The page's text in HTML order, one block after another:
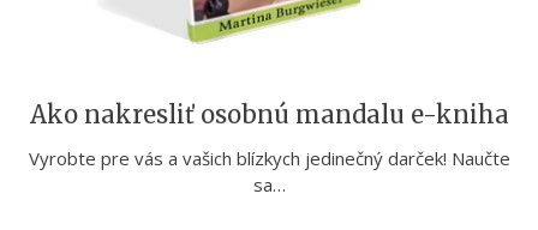
Ako nakresliť osobnú mandalu e-kniha
Vyrobte pre vás a vašich blízkych jedinečný darček! Naučte
sa…